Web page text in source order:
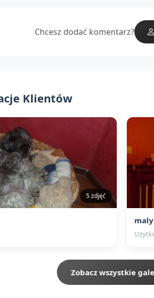
Chcesz dodać komentarz?
Klientów
5 zdjęć
Zobacz wszystkie